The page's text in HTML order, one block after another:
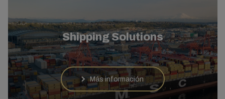
Shipping Solutions
Más información